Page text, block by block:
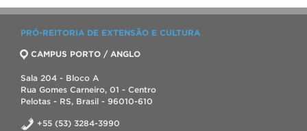
PRÓ-REITORIA DE EXTENSÃO E CULTURA
CAMPUS PORTO / ANGLO
Sala 204 - Bloco A
Rua Gomes Carneiro, 01 - Centro
Pelotas - RS, Brasil - 96010-610
+55 (53) 3284-3990